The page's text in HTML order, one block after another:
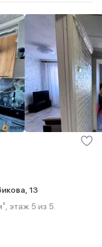
13
этаж 5 из 5.